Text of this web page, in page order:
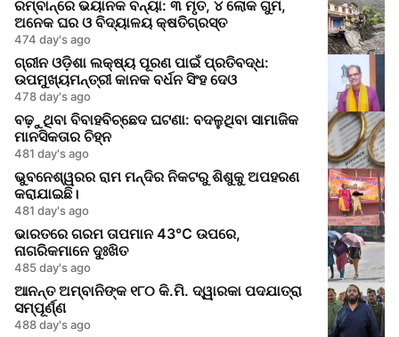
ରମ୍ବାନ୍‌ରେ ଭୟାନକ ବନ୍ୟା: ୩ ମୃତ, ୪ ଲୋକ ଗୁମ,
ଅନେକ ଘର ଓ ବିଦ୍ୟାଳୟ କ୍ଷତିଗ୍ରସ୍ତ
474 day's ago
ଗ୍ରୀନ ଓଡ଼ିଶା ଲକ୍ଷ୍ୟ ପୂରଣ ପାଇଁ ପ୍ରତିବଦ୍ଧ:
ଉପମୁଖ୍ୟମନ୍ତ୍ରୀ କାନକ ବର୍ଧନ ସିଂହ ଦେଓ
478 day's ago
ବଢ଼ୁଥିବା ବିବାହବିଚ୍ଛେଦ ଘଟଣା: ବଦଳୁଥିବା ସାମାଜିକ
ମାନସିକତାର ଚିହ୍ନ
481 day's ago
ଭୁବନେଶ୍ୱରର ରାମ ମନ୍ଦିର ନିକଟରୁ ଶିଶୁକୁ ଅପହରଣ
କରାଯାଇଛି।
481 day's ago
ଭାରତରେ ଗରମ ତାପମାନ 43°C ଉପରେ,
ନାଗରିକମାନେ ଦୁଃଖିତ
485 day's ago
ଆନନ୍ତ ଅମ୍ବାନିଙ୍କ ୧୮୦ କି.ମି. ଦ୍ୱାରକା ପଦଯାତ୍ରା
ସମ୍ପୂର୍ଣ୍ଣ
488 day's ago